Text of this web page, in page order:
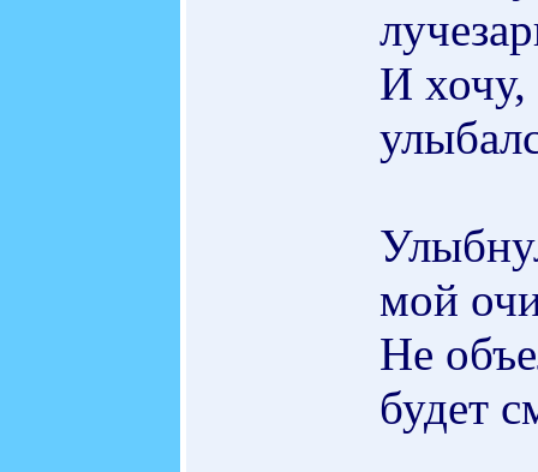
И хочу,
мой
Не
будет